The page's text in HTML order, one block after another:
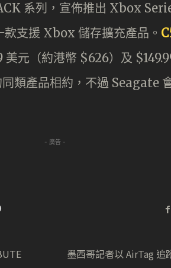
系列，宣佈推出 Xbox
支援 Xbox 儲存擴充產品。
元（約港幣 $626）及
類產品相約，不過 Seagate
- 廣告 -
墨西哥記者以 AirTag